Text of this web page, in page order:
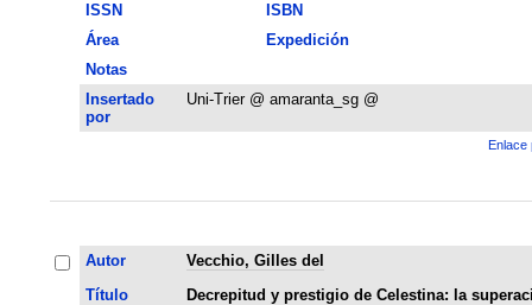
ISSN
ISBN
Área
Expedición
Notas
Insertado
por
Uni-Trier @ amaranta_sg @
Enlace
Autor
Vecchio, Gilles del
Título
Decrepitud y prestigio de Celestina: la